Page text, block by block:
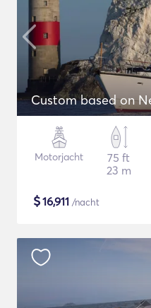
Custom based on
Motorjacht
75 ft
23 m
$16,911 /nacht